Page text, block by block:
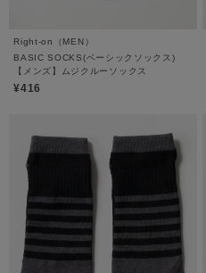
Right-on（MEN）
BASIC SOCKS(ベーシックソックス)
【メンズ】ムジクルーソックス
¥416